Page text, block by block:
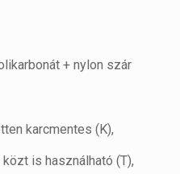
+ nylon szár
karcmentes (K),
is használható (T),